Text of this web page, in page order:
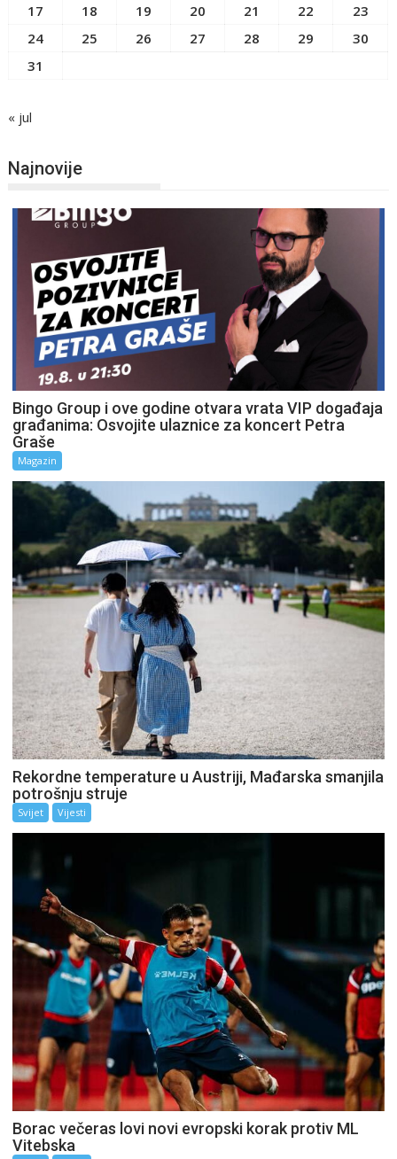
17
18 19 20 21 22
23
24
25 26 27 28 29
30
31
« jul
Najnovije
Bingo Group i ove godine otvara vrata VIP događaja
građanima: Osvojite ulaznice za koncert Petra
Graše
Magazin
Rekordne temperature u Austriji, Mađarska smanjila
potrošnju struje
Svijet Vijesti
Borac večeras lovi novi evropski korak protiv ML
Vitebska